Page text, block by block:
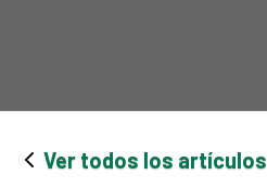
Ver todos los artículos